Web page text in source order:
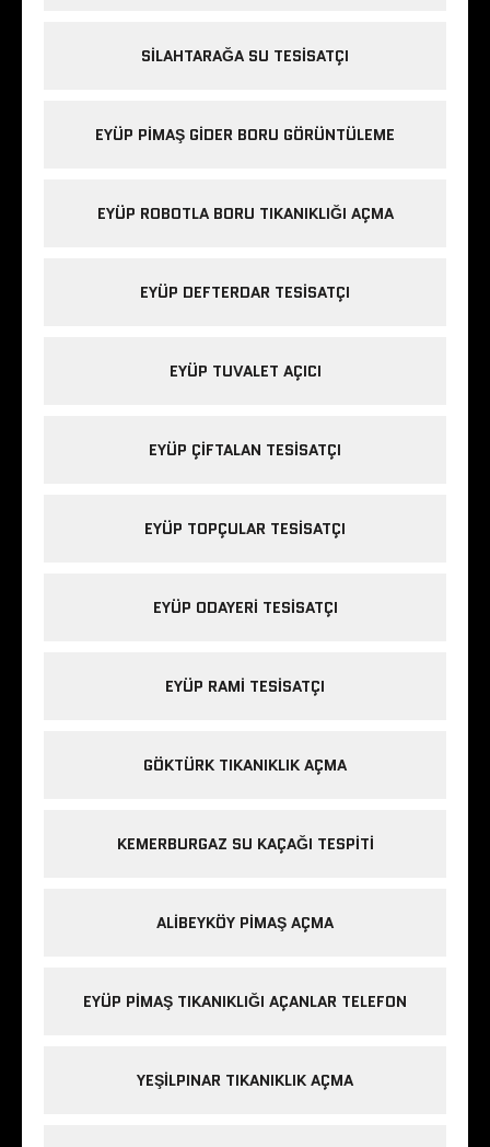
SILAHTARAĞA SU TESISATÇI
EYÜP PIMAŞ GIDER BORU GÖRÜNTÜLEME
EYÜP ROBOTLA BORU TIKANIKLIĞI AÇMA
EYÜP DEFTERDAR TESISATÇI
EYÜP TUVALET AÇICI
EYÜP ÇIFTALAN TESISATÇI
EYÜP TOPÇULAR TESISATÇI
EYÜP ODAYERI TESISATÇI
EYÜP RAMI TESISATÇI
GÖKTÜRK TIKANIKLIK AÇMA
KEMERBURGAZ SU KAÇAĞI TESPITI
ALIBEYKÖY PIMAŞ AÇMA
EYÜP PIMAŞ TIKANIKLIĞI AÇANLAR TELEFON
YEŞILPINAR TIKANIKLIK AÇMA